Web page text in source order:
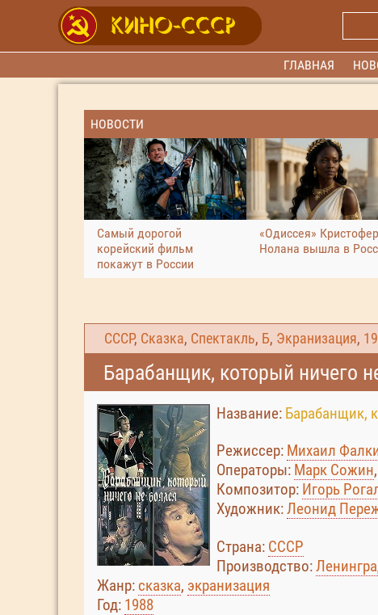
ГЛАВНАЯ
НОВОСТИ
Самый дорогой
корейский фильм
покажут в России
«Одиссея»
Нолана вышла в
СССР, Сказка, Спектакль, Б, Экранизация,
Барабанщик, который ничего
Название: Барабанщик,
Режиссер: Михаил
Операторы: Марк Сожин
Композитор: Игорь
Художник:Леонид
Страна: СССР
Производство:
Жанр: сказка, экранизация
Год: 1988